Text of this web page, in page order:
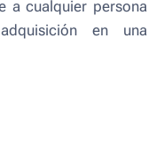
a cualquier persona
en una